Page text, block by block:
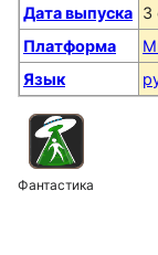
Дата выпуска 3
Платформа
Язык
Фантастика